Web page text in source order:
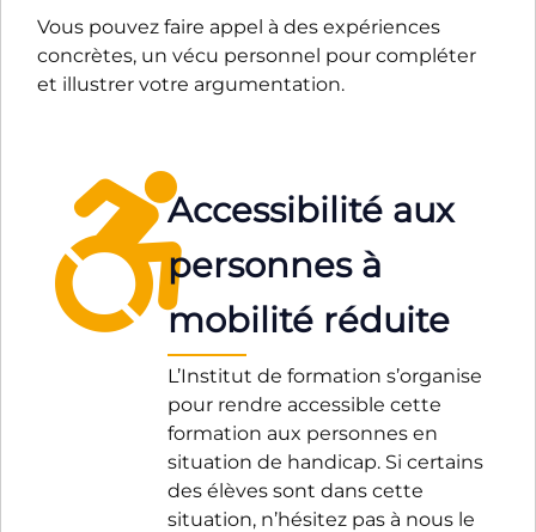
Vous pouvez faire appel à des expériences
concrètes, un vécu personnel pour compléter
et illustrer votre argumentation.
Accessibilité aux
personnes à
mobilité réduite
L’Institut de formation s’organise
pour rendre accessible cette
formation aux personnes en
situation de handicap. Si certains
des élèves sont dans cette
situation, n’hésitez pas à nous le